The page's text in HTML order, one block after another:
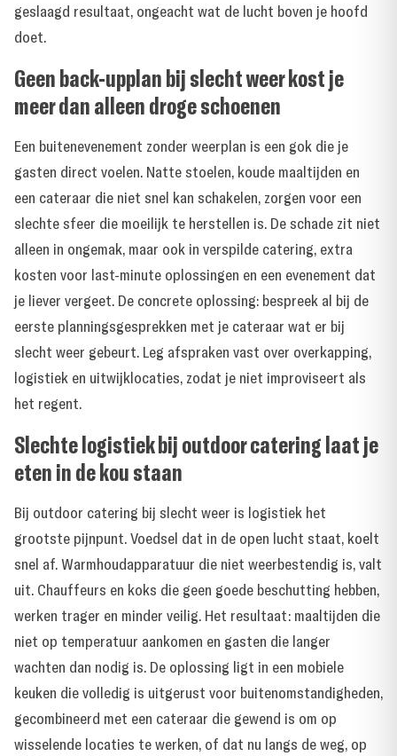
geslaagd resultaat, ongeacht wat de lucht boven je hoofd
doet.
Geen back-upplan bij slecht weer kost je
meer dan alleen droge schoenen
Een buitenevenement zonder weerplan is een gok die je
gasten direct voelen. Natte stoelen, koude maaltijden en
een cateraar die niet snel kan schakelen, zorgen voor een
slechte sfeer die moeilijk te herstellen is. De schade zit niet
alleen in ongemak, maar ook in verspilde catering, extra
kosten voor last-minute oplossingen en een evenement dat
je liever vergeet. De concrete oplossing: bespreek al bij de
eerste planningsgesprekken met je cateraar wat er bij
slecht weer gebeurt. Leg afspraken vast over overkapping,
logistiek en uitwijklocaties, zodat je niet improviseert als
het regent.
Slechte logistiek bij outdoor catering laat je
eten in de kou staan
Bij outdoor catering bij slecht weer is logistiek het
grootste pijnpunt. Voedsel dat in de open lucht staat, koelt
snel af. Warmhoudapparatuur die niet weerbestendig is, valt
uit. Chauffeurs en koks die geen goede beschutting hebben,
werken trager en minder veilig. Het resultaat: maaltijden die
niet op temperatuur aankomen en gasten die langer
wachten dan nodig is. De oplossing ligt in een mobiele
keuken die volledig is uitgerust voor buitenomstandigheden,
gecombineerd met een cateraar die gewend is om op
wisselende locaties te werken, of dat nu langs de weg, op